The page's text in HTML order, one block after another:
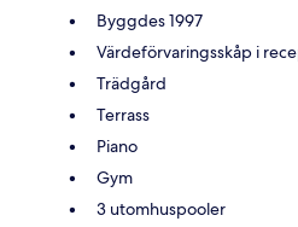
Byggdes 1997
Värdeförvaringsskåp i
Trädgård
Terrass
Piano
Gym
3 utomhuspooler